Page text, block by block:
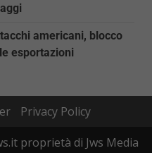
americani, blocco
esportazioni
Privacy Policy
proprietà di Jws Media